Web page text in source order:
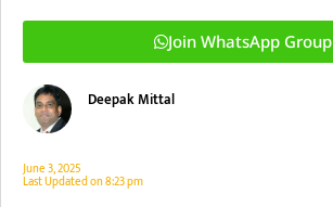
Join WhatsApp Group
Deepak Mittal
June 3, 2025
Last Updated on8:23 pm